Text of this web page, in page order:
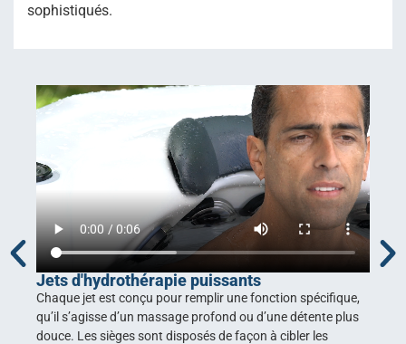
sophistiqués.
Jets d'hydrothérapie puissants
Chaque jet est conçu pour remplir une fonction spécifique,
qu’il s’agisse d’un massage profond ou d’une détente plus
douce. Les sièges sont disposés de façon à cibler les